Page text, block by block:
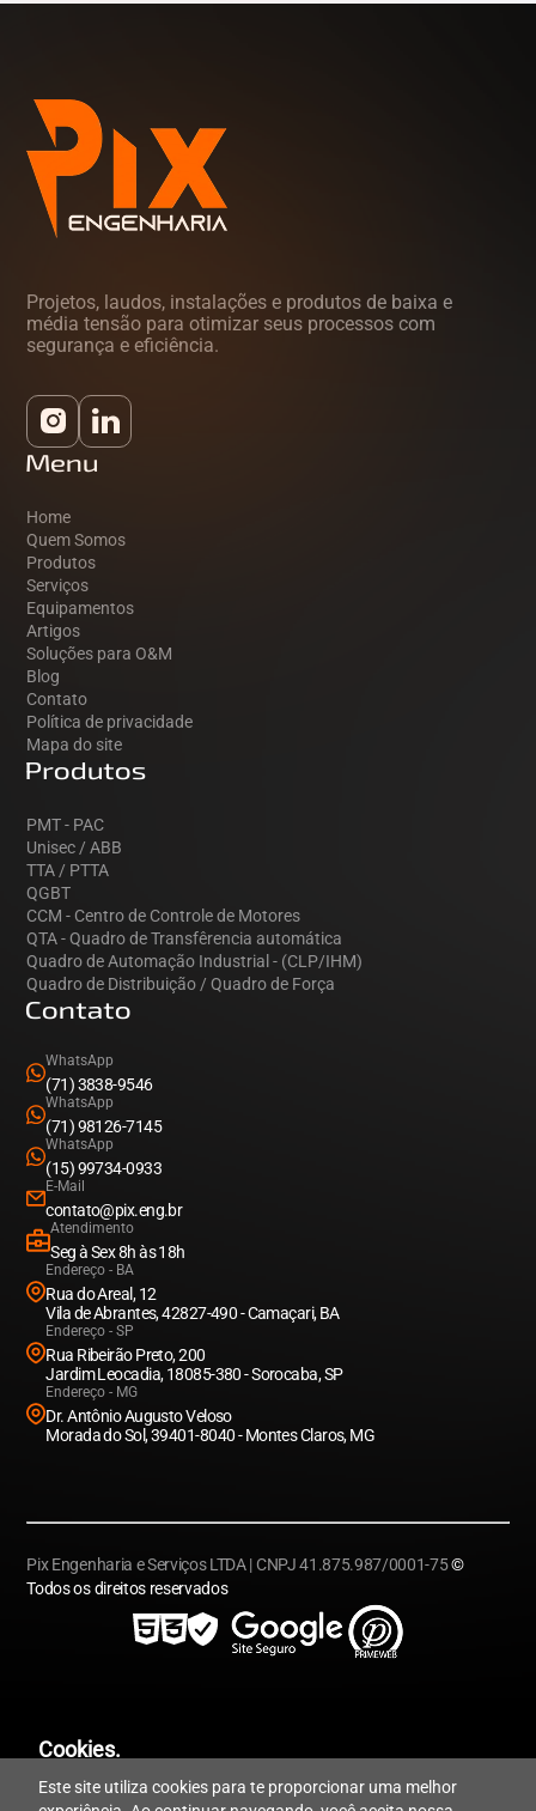
Projetos, laudos, instalações e produtos de baixa e
média tensão para otimizar seus processos com
segurança e eficiência.
Menu
Home
Quem Somos
Produtos
Serviços
Equipamentos
Artigos
Soluções para O&M
Blog
Contato
Política de privacidade
Mapa do site
Produtos
PMT - PAC
Unisec / ABB
TTA / PTTA
QGBT
CCM - Centro de Controle de Motores
QTA - Quadro de Transfêrencia automática
Quadro de Automação Industrial - (CLP/IHM)
Quadro de Distribuição / Quadro de Força
Contato
WhatsApp
(71) 3838-9546
WhatsApp
(71) 98126-7145
WhatsApp
(15) 99734-0933
E-Mail
contato@pix.eng.br
Atendimento
Seg à Sex 8h às 18h
Endereço - BA
Rua do Areal, 12
Vila de Abrantes, 42827-490 - Camaçari, BA
Endereço - SP
Rua Ribeirão Preto, 200
Jardim Leocadia, 18085-380 - Sorocaba, SP
Endereço - MG
Dr. Antônio Augusto Veloso
Morada do Sol, 39401-8040 - Montes Claros, MG
Pix Engenharia e Serviços LTDA | CNPJ 41.875.987/0001-75©
Todos os direitos reservados
Cookies.
Este site utiliza cookies para te proporcionar uma melhor